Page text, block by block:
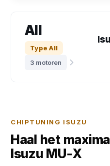
All
Type All
3 motoren
CHIPTUNING ISUZU
Haal het
Isuzu MU-X